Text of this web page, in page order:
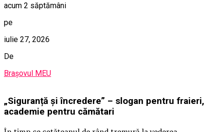
acum 2 săptămâni
pe
iulie 27, 2026
De
Brașovul MEU
„Siguranță și încredere” – slogan pentru fraieri,
academie pentru cămătari